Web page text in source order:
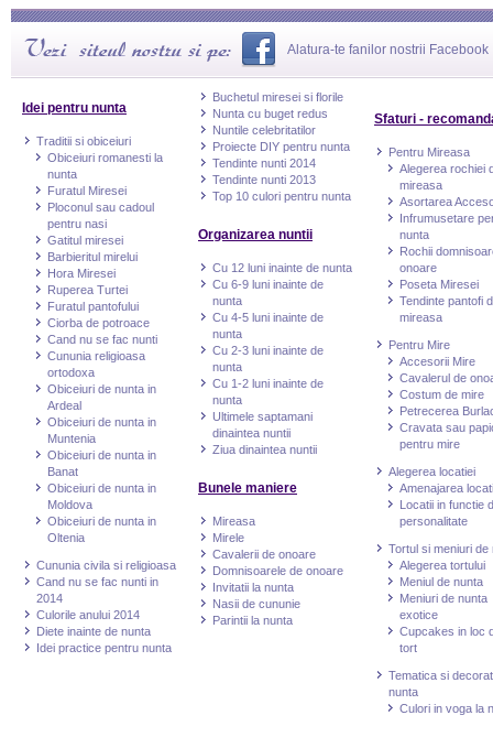
Alatura-te fanilor nostrii Facebook
Idei pentru nunta
Traditii si obiceiuri
Obiceiuri romanesti la
nunta
Furatul Miresei
Ploconul sau cadoul
pentru nasi
Gatitul miresei
Barbieritul mirelui
Hora Miresei
Ruperea Turtei
Furatul pantofului
Ciorba de potroace
Cand nu se fac nunti
Cununia religioasa
ortodoxa
Obiceiuri de nunta in
Ardeal
Obiceiuri de nunta in
Muntenia
Obiceiuri de nunta in
Banat
Obiceiuri de nunta in
Moldova
Obiceiuri de nunta in
Oltenia
Cununia civila si religioasa
Cand nu se fac nunti in
2014
Culorile anului 2014
Diete inainte de nunta
Idei practice pentru nunta
Buchetul miresei si florile
Nunta cu buget redus
Nuntile celebritatilor
Proiecte DIY pentru nunta
Tendinte nunti 2014
Tendinte nunti 2013
Top 10 culori pentru nunta
Organizarea nuntii
Cu 12 luni inainte de nunta
Cu 6-9 luni inainte de
nunta
Cu 4-5 luni inainte de
nunta
Cu 2-3 luni inainte de
nunta
Cu 1-2 luni inainte de
nunta
Ultimele saptamani
dinaintea nuntii
Ziua dinaintea nuntii
Bunele maniere
Mireasa
Mirele
Cavalerii de onoare
Domnisoarele de onoare
Invitatii la nunta
Nasii de cununie
Parintii la nunta
Sfaturi -
Pentru Mireasa
Alegerea rochiei
mireasa
Asortarea
Infrumusetare
nunta
Rochii
onoare
Poseta Miresei
Tendinte pantofi
mireasa
Pentru Mire
Accesorii Mire
Cavalerul de
Costum de mire
Petrecerea
Cravata sau
pentru mire
Alegerea locatiei
Amenajarea
Locatii in functie
personalitate
Tortul si meniuri de
Alegerea tortului
Meniul de nunta
Meniuri de nunta
exotice
Cupcakes in loc
tort
Tematica si
nunta
Culori in voga la